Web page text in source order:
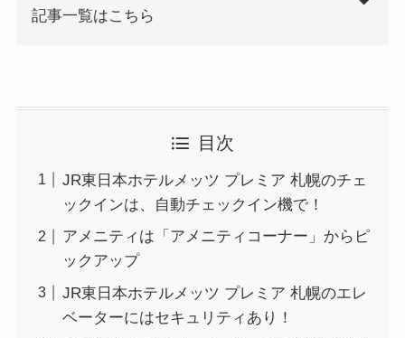
記事一覧はこちら
目次
JR東日本ホテルメッツ プレミア 札幌のチェ
ックインは、自動チェックイン機で！
アメニティは「アメニティコーナー」からピ
ックアップ
JR東日本ホテルメッツ プレミア 札幌のエレ
ベーターにはセキュリティあり！